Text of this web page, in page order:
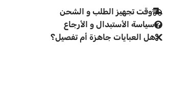
وقت تجهيز الطلب و الشحن
سياسة الأستبدال و الأرجاع
هل العبايات جاهزة أم تفصيل؟